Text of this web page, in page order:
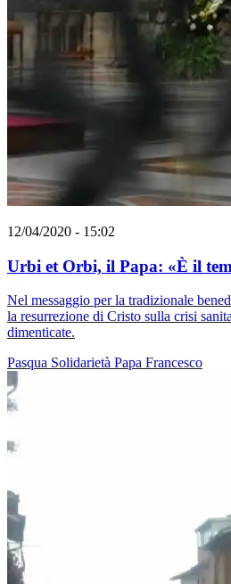
12/04/2020 - 15:02
Urbi et Orbi, il Papa: «È il
Nel messaggio per la tradizionale
la resurrezione di Cristo sulla crisi
dimenticate.
Pasqua Solidarietà Papa Francesco